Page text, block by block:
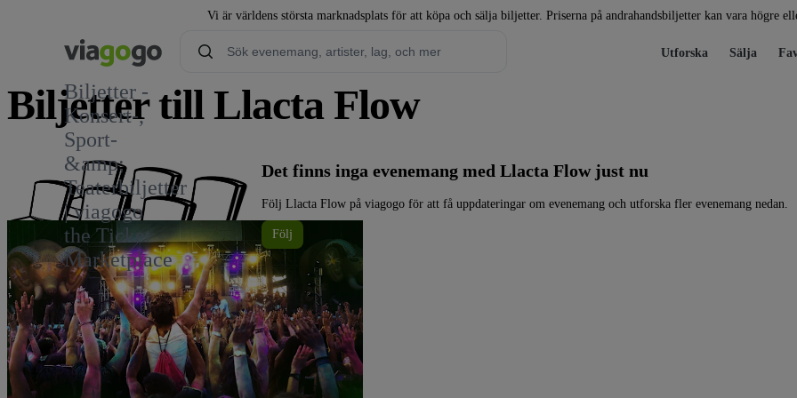
Vi är världens största marknadsplats för att köpa och sälja biljetter. Priserna på andrahandsbiljetter kan vara högre
Biljetter -
Konsert-,
Sport-
&amp;
Teaterbiljetter
| viagogo
the Ticket
Marketplace
Utforska Sälja
Biljetter till Llacta Flow
1
Det finns inga evenemang med Llacta Flow just nu
Följ Llacta Flow på viagogo för att få uppdateringar om evenemang och utforska fler evenemang nedan.
Följ